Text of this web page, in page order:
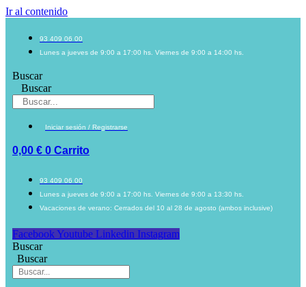
Ir al contenido
93 409 06 00
Lunes a jueves de 9:00 a 17:00 hs. Viernes de 9:00 a 14:00 hs.
Buscar
Buscar
Iniciar sesión / Registrarse
0,00 € 0 Carrito
93 409 06 00
Lunes a jueves de 9:00 a 17:00 hs. Viernes de 9:00 a 13:30 hs.
Vacaciones de verano: Cerrados del 10 al 28 de agosto (ambos inclusive)
Facebook Youtube Linkedin Instagram
Buscar
Buscar